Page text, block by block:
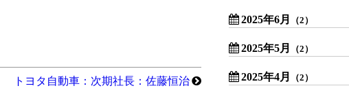
トヨタ自動車：次期社長：佐藤恒治
2025年6月 （2）
2025年5月 （2）
2025年4月 （2）